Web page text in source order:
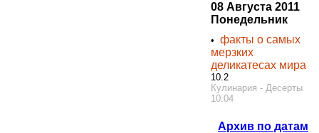
08 Августа 2011
Понедельник
•факты о самых
мерзких
деликатесах мира
10.2
Кулинария - Десерты
10:04
Архив по датам